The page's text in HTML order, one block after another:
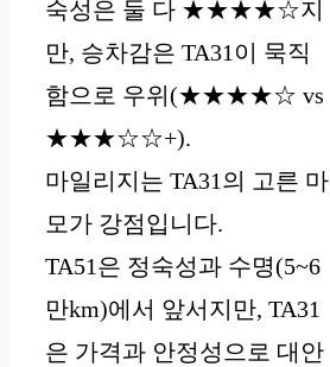
숙성은 둘 다 ★★★★☆지
만, 승차감은 TA31이 묵직
함으로 우위(★★★★☆ vs
★★★☆☆+).
마일리지는 TA31의 고른 마
모가 강점입니다.
TA51은 정숙성과 수명(5~6
만km)에서 앞서지만, TA31
은 가격과 안정성으로 대안